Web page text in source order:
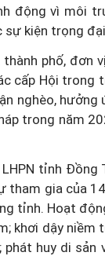
động vì môi
kiện trọng
thành phố,
cấp Hội
nghèo,
trong năm
LHPN tỉnh
tham gia của
tỉnh. Hoạt
khơi dậy
phát huy di